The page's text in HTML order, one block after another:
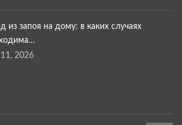
из запоя на дому: в каких случаях
2026